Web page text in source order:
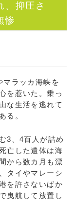
、抑圧さ
惨
ラッカ海峡を
を惹いた。乗っ
な生活を逃れて
る。
3、4百人が詰め
亡した遺体は海
から数カ月も漂
タイやマレーシ
を許さないばか
曳航して放置し